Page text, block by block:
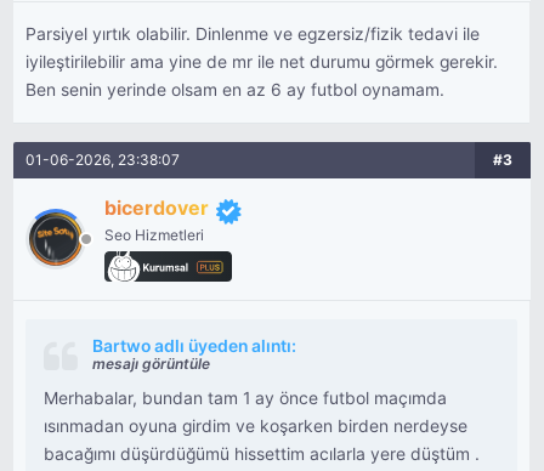
Parsiyel yırtık olabilir. Dinlenme ve egzersiz/fizik tedavi ile
iyileştirilebilir ama yine de mr ile net durumu görmek gerekir.
Ben senin yerinde olsam en az 6 ay futbol oynamam.
01-06-2026, 23:38:07 #3
bicerdover
Seo Hizmetleri
Bartwo adlı üyeden alıntı:
mesajı görüntüle
Merhabalar, bundan tam 1 ay önce futbol maçımda
ısınmadan oyuna girdim ve koşarken birden nerdeyse
bacağımı düşürdüğümü hissettim acılarla yere düştüm .